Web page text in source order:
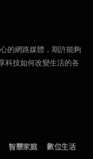
的網路媒體，期許能夠
科技如何改變生活的各
智慧家庭
數位生活